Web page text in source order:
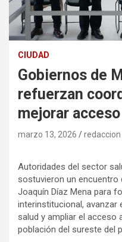
CIUDAD
Gobiernos de
refuerzan
mejorar
marzo 13, 2026 redaccion
Autoridades del sector
sostuvieron un encuentro
Joaquín Díaz Mena para
interinstitucional, avanzar
salud y ampliar el acceso
población del sureste del